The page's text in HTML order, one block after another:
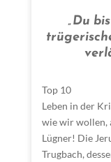
„Du
Top 10
Leben in der
wie wir wollen,
Lügner! Die
Trugbach,